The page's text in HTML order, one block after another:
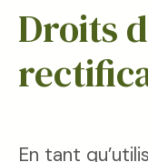
Droits
En tant